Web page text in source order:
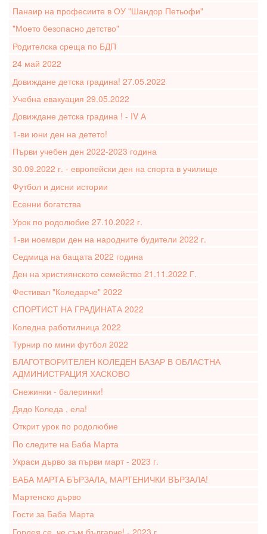
Панаир на професиите в ОУ "Шандор Петьофи"
"Моето безопасно детство"
Родителска среща по БДП
24 май 2022
Довиждане детска градина! 27.05.2022
Учебна евакуация 29.05.2022
Довиждане детска градина ! - IV А
1-ви юни ден на детето!
Първи учебен ден 2022-2023 година
30.09.2022 г. - европейски ден на спорта в училище
Футбол и дисни истории
Есенни богатства
Урок по родолюбие 27.10.2022 г.
1-ви ноември ден на народните будители 2022 г.
Седмица на бащата 2022 година
Ден на християнското семейство 21.11.2022 Г.
Фестивал "Коледарче" 2022
СПОРТИСТ НА ГРАДИНАТА 2022
Коледна работилница 2022
Турнир по мини футбол 2022
БЛАГОТВОРИТЕЛЕН КОЛЕДЕН БАЗАР В ОБЛАСТНА
АДМИНИСТРАЦИЯ ХАСКОВО
Снежинки - балеринки!
Дядо Коледа , ела!
Открит урок по родолюбие
По следите на Баба Марта
Украси дърво за първи март - 2023 г.
БАБА МАРТА БЪРЗАЛА, МАРТЕНИЧКИ ВЪРЗАЛА!
Мартенско дърво
Гости за Баба Марта
Гордея се, че съм българче! - 2023 г.